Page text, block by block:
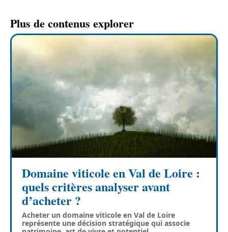
Plus de contenus explorer
Domaine viticole en Val de Loire :
quels critères analyser avant
d’acheter ?
Acheter un domaine viticole en Val de Loire
représente une décision stratégique qui associe